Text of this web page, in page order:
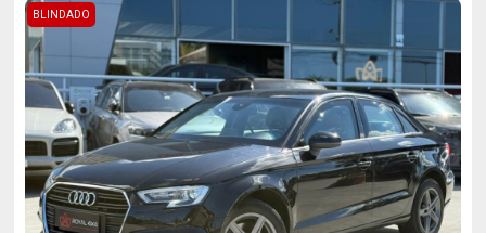
BLINDADO